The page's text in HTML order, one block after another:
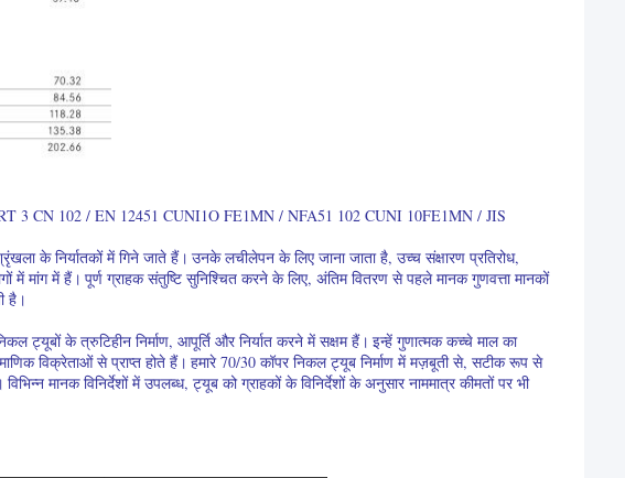
3 CN 102 / EN 12451 CUNI1O FE1MN / NFA51 102 CUNI 10FE1MN / JIS
के निर्यातकों में गिने जाते हैं। उनके लचीलेपन के लिए जाना जाता है, उच्च संक्षारण प्रतिरोध,
में मांग में हैं। पूर्ण ग्राहक संतुष्टि सुनिश्चित करने के लिए, अंतिम वितरण से पहले मानक गुणवत्ता मानकों
है।
ट्यूबों के त्रुटिहीन निर्माण, आपूर्ति और निर्यात करने में सक्षम हैं। इन्हें गुणात्मक कच्चे माल का
विक्रेताओं से प्राप्त होते हैं। हमारे 70/30 कॉपर निकल ट्यूब निर्माण में मज़बूती से, सटीक रूप से
विभिन्न मानक विनिर्देशों में उपलब्ध, ट्यूब को ग्राहकों के विनिर्देशों के अनुसार नाममात्र कीमतों पर भी